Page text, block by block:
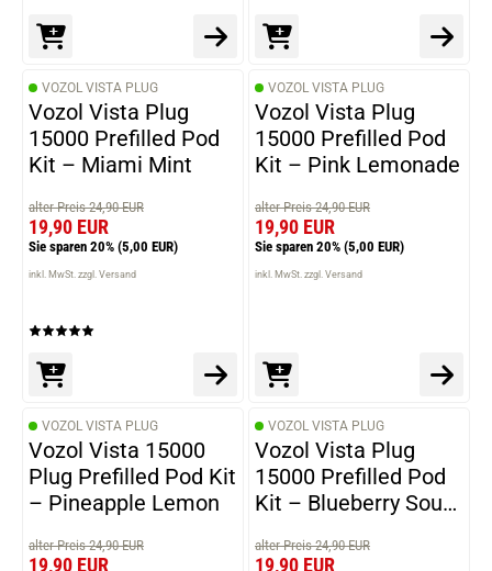
VOZOL VISTA PLUG
Vozol Vista Plug
15000 Prefilled Pod
Kit – Miami Mint
alter Preis 24,90 EUR
19,90 EUR
Sie sparen 20% (5,00 EUR)
inkl. MwSt. zzgl. Versand
VOZOL VISTA PLUG
Vozol Vista Plug
15000 Prefilled Pod
Kit – Pink Lemonade
alter Preis 24,90 EUR
19,90 EUR
Sie sparen 20% (5,00 EUR)
inkl. MwSt. zzgl. Versand
VOZOL VISTA PLUG
Vozol Vista 15000
Plug Prefilled Pod Kit
– Pineapple Lemon
alter Preis 24,90 EUR
19,90 EUR
VOZOL VISTA PLUG
Vozol Vista Plug
15000 Prefilled Pod
Kit – Blueberry Sour
alter Preis 24,90 EUR
19,90 EUR